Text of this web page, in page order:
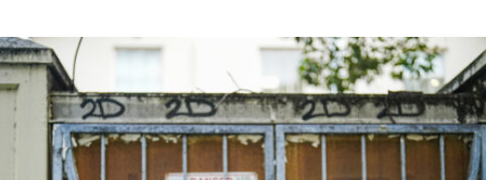
野
祐
の
メ
ン
ト